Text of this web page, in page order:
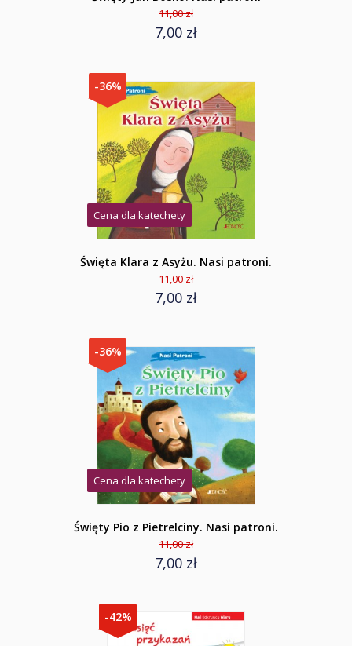
11,00 zł
7,00 zł
-36%
Cena dla katechety
Święta Klara z Asyżu. Nasi patroni.
11,00 zł
7,00 zł
-36%
Cena dla katechety
Święty Pio z Pietrelciny. Nasi patroni.
11,00 zł
7,00 zł
-42%